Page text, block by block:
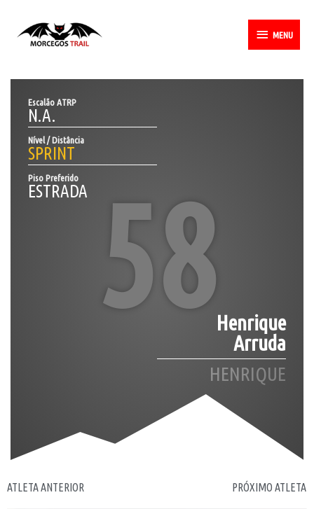
content
MENU
MENU
Escalão ATRP
N.A.
Nível / Distância
SPRINT
Piso Preferido
ESTRADA 58Henrique
Arruda
HENRIQUE
ATLETA ANTERIOR PRÓXIMO ATLETA